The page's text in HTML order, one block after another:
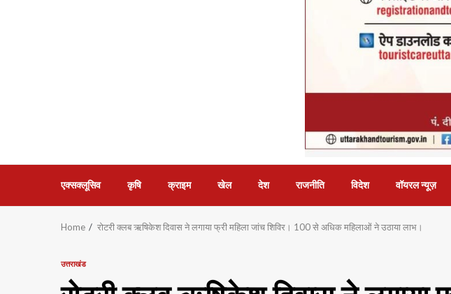
एक्सक्लूसिव कृषि क्राइम खेल देश राजनीति विदेश वॉयरल न्यूज़
Home रोटरी क्लब ऋषिकेश दिवास ने लगाया फ्री महिला जांच शिविर। 100 से अधिक महिलाओं ने उठाया लाभ।
उत्तराखंड